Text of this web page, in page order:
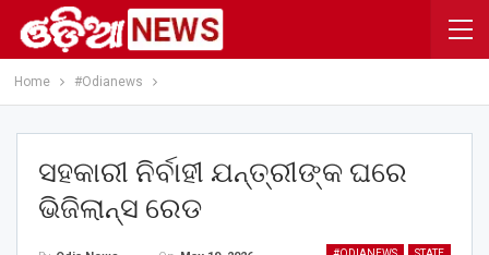
Home #Odianews
ସହକାରୀ ନିର୍ବାହୀ ଯନ୍ତ୍ରୀଙ୍କ ଘରେ
ଭିଜିଲାନ୍ସ ରେଡ